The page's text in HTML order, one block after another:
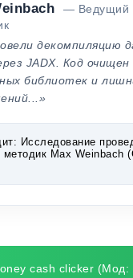
— Ведущий
декомпиляцию
JADX. Код
библиотек и
Исследование
методик Max Weinbach
cash clicker (Мод: